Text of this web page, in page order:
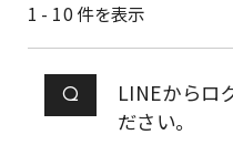
1 - 10 件を表示
Q
LINEからロ
ださい。